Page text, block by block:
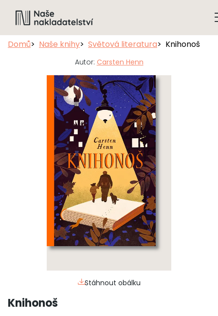
Domů Naše knihy Světová literatura Knihonoš
Autor: Carsten Henn
Stáhnout obálku
Knihonoš